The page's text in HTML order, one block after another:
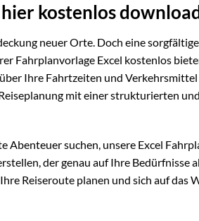
kostenlos
neuer Orte. Doch eine sorgfältige
Fahrplanvorlage Excel kostenlos
Ihre Fahrtzeiten und
mit einer strukturierten
Abenteuer suchen, unsere Excel
der genau auf Ihre Bedürfnisse
Reiseroute planen und sich auf das